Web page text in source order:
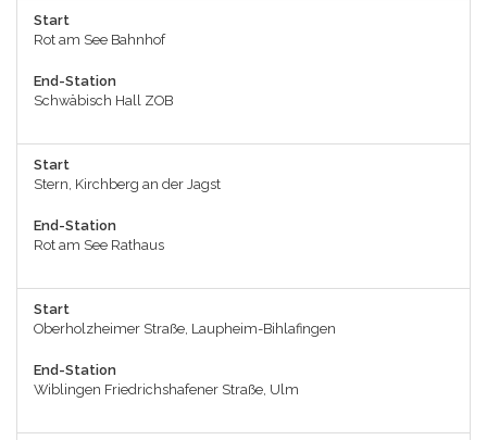
Start
Rot am See Bahnhof
End-Station
Schwäbisch Hall ZOB
Start
Stern, Kirchberg an der Jagst
End-Station
Rot am See Rathaus
Start
Oberholzheimer Straße, Laupheim-Bihlafingen
End-Station
Wiblingen Friedrichshafener Straße, Ulm